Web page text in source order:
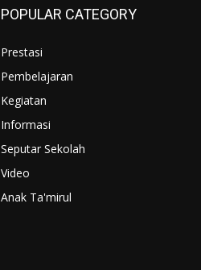
POPULAR CATEGORY
Prestasi
Pembelajaran
Kegiatan
Informasi
Seputar Sekolah
Video
Anak Ta'mirul